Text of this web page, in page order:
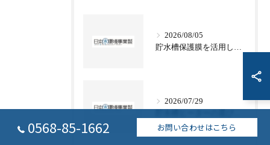
2026/08/05
貯水槽保護膜を活用した愛知県名古屋市津島市の適切な管理方法と法令対応
2026/07/29
0568-85-1662 お問い合わせはこちら